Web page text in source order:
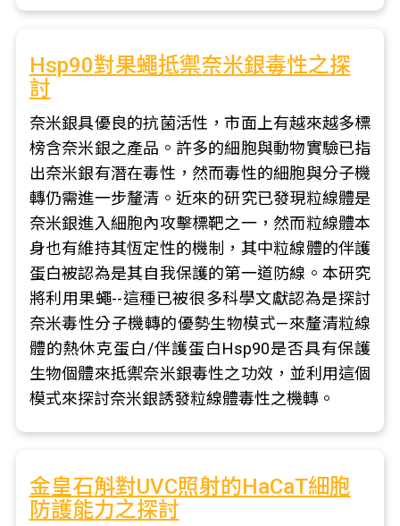
Hsp90對果蠅抵禦奈米銀毒性之探
討
奈米銀具優良的抗菌活性，市面上有越來越多標
榜含奈米銀之產品。許多的細胞與動物實驗已指
出奈米銀有潛在毒性，然而毒性的細胞與分子機
轉仍需進一步釐清。近來的研究已發現粒線體是
奈米銀進入細胞內攻擊標靶之一，然而粒線體本
身也有維持其恆定性的機制，其中粒線體的伴護
蛋白被認為是其自我保護的第一道防線。本研究
將利用果蠅--這種已被很多科學文獻認為是探討
奈米毒性分子機轉的優勢生物模式—來釐清粒線
體的熱休克蛋白/伴護蛋白Hsp90是否具有保護
生物個體來抵禦奈米銀毒性之功效，並利用這個
模式來探討奈米銀誘發粒線體毒性之機轉。
金皇石斛對UVC照射的HaCaT細胞
防護能力之探討